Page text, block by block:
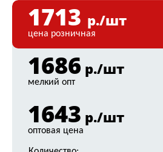
1713 р./шт
цена розничная
1686 р./шт
мелкий опт
1643 р./шт
оптовая цена